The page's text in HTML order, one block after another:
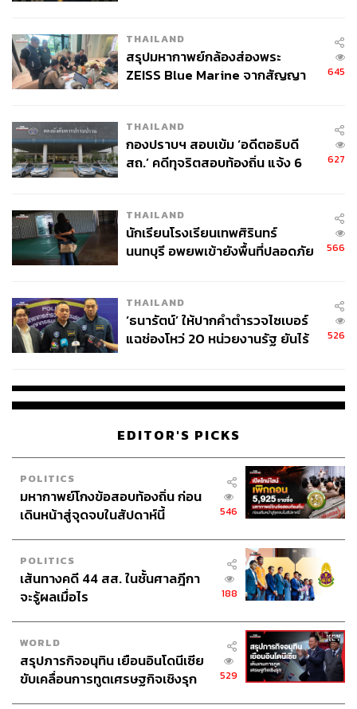
THAILAND
สรุปมหากาพย์กล้องส่องพระ
ZEISS Blue Marine จากสัญญา
จ่ายหนี้-แอบระบุแบรนด์
645
THAILAND
กองปราบฯ สอบเข้ม ‘อดีตอธิบดี
สถ.’ คดีทุจริตสอบท้องถิ่น แจ้ง 6
627
THAILAND
นักเรียนโรงเรียนเทพศิรินทร์
นนทบุรี อพยพเข้ายังพื้นที่ปลอดภัย
566
THAILAND
‘ธนารัตน์’ ให้ปากคำตำรวจไซเบอร์
แฉช่องโหว่ 20 หน่วยงานรัฐ ยันไร้
526
EDITOR'S PICKS
POLITICS
มหากาพย์โกงข้อสอบท้องถิ่น ก่อน
เดินหน้าสู่จุดจบในสัปดาห์นี้
546
POLITICS
เส้นทางคดี 44 สส. ในชั้นศาลฎีกา
จะรู้ผลเมื่อไร
188
WORLD
สรุปภารกิจอนุทิน เยือนอินโดนีเซีย
ขับเคลื่อนการทูตเศรษฐกิจเชิงรุก
529